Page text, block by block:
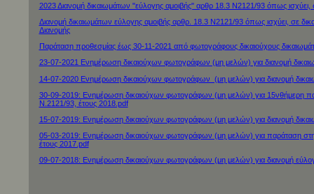
2023 Διανομή δικαιωμάτων "εύλογης αμοιβής" αρθρ 18.3 Ν2121/93 όπως
Διανομή δικαιωμάτων εύλογης αμοιβής αρθρ. 18.3 Ν2121/93 όπως ισχύει, σε
Διανομής
Παράταση προθεσμίας έως 30-11-2021 από φωτογράφους δικαιούχους
23-07-2021 Ενημέρωση δικαιούχων φωτογράφων (μη μελών) για διανομή
14-07-2020 Ενημέρωση δικαιούχων φωτογράφων (μη μελών) για διανομή
30-09-2019: Ενημέρωση δικαιούχων φωτογράφων (μη μελών) για 15νθήμερη
Ν.2121/93, έτους 2018.pdf
15-07-2019: Ενημέρωση δικαιούχων φωτογράφων (μη μελών) για διανομή
05-03-2019: Ενημέρωση δικαιούχων φωτογράφων (μη μελών) για παράταση
έτους 2017.pdf
09-07-2018: Ενημέρωση δικαιούχων φωτογράφων (μη μελών) για διανομή